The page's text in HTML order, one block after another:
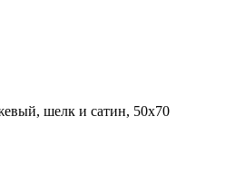
шелк и сатин, 50х70